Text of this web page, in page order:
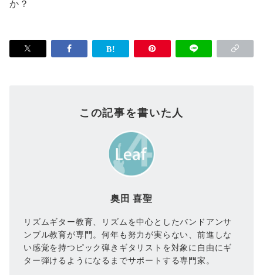
か？
この記事を書いた人
奥田 喜聖
リズムギター教育、リズムを中心としたバンドアンサ
ンブル教育が専門。何年も努力が実らない、前進しな
い感覚を持つピック弾きギタリストを対象に自由にギ
ター弾けるようになるまでサポートする専門家。